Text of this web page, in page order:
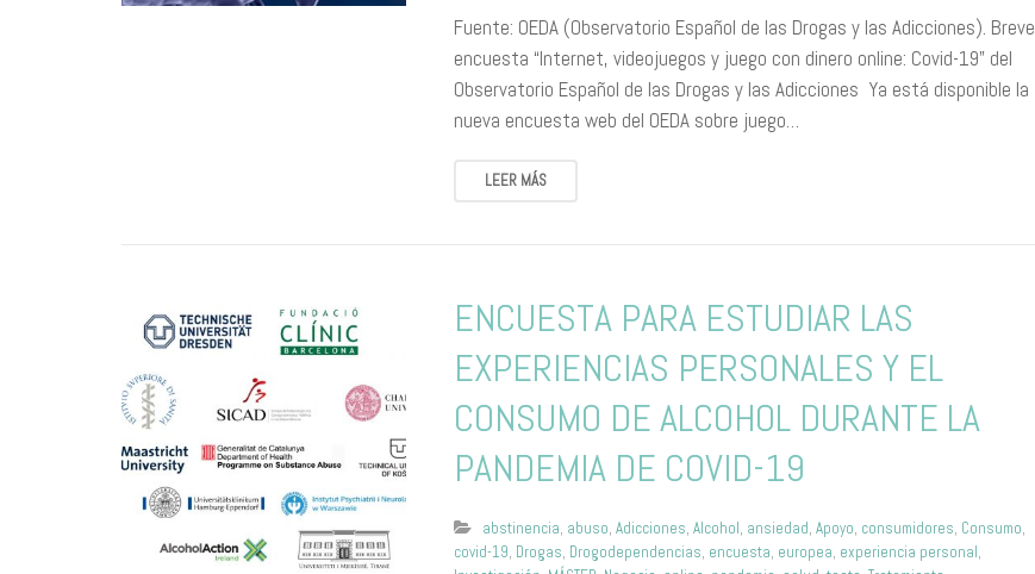
Fuente: OEDA (Observatorio Español de las Drogas y las Adicciones). Breve
encuesta “Internet, videojuegos y juego con dinero online: Covid-19” del
Observatorio Español de las Drogas y las Adicciones Ya está disponible la
nueva encuesta web del OEDA sobre juego…
LEER MÁS
ENCUESTA PARA ESTUDIAR LAS
EXPERIENCIAS PERSONALES Y EL
CONSUMO DE ALCOHOL DURANTE LA
PANDEMIA DE COVID-19
abstinencia, abuso,Adicciones,Alcohol, ansiedad,Apoyo, consumidores, Consumo,
covid-19, Drogas, Drogodependencias, encuesta, europea, experiencia personal,